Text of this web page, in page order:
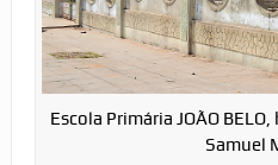
Escola Primária JOÃO
Samuel